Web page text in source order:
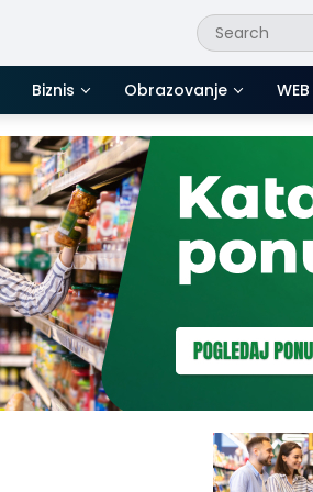
Biznis Obrazovanje WEB